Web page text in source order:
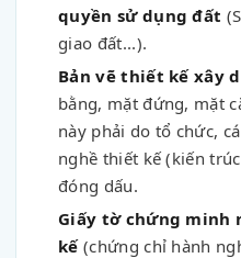
quyền sử dụng đất
giao đất...).
Bản vẽ thiết kế xây
bằng, mặt đứng, mặt
này phải do tổ chức,
nghề thiết kế (kiến
đóng dấu.
Giấy tờ chứng minh
kế(chứng chỉ hành